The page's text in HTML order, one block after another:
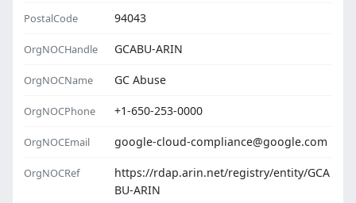
PostalCode 94043
OrgNOCHandle GCABU-ARIN
OrgNOCName GC Abuse
OrgNOCPhone +1-650-253-0000
OrgNOCEmail google-cloud-compliance@google.com
OrgNOCRef
https://rdap.arin.net/registry/entity/GCA
BU-ARIN